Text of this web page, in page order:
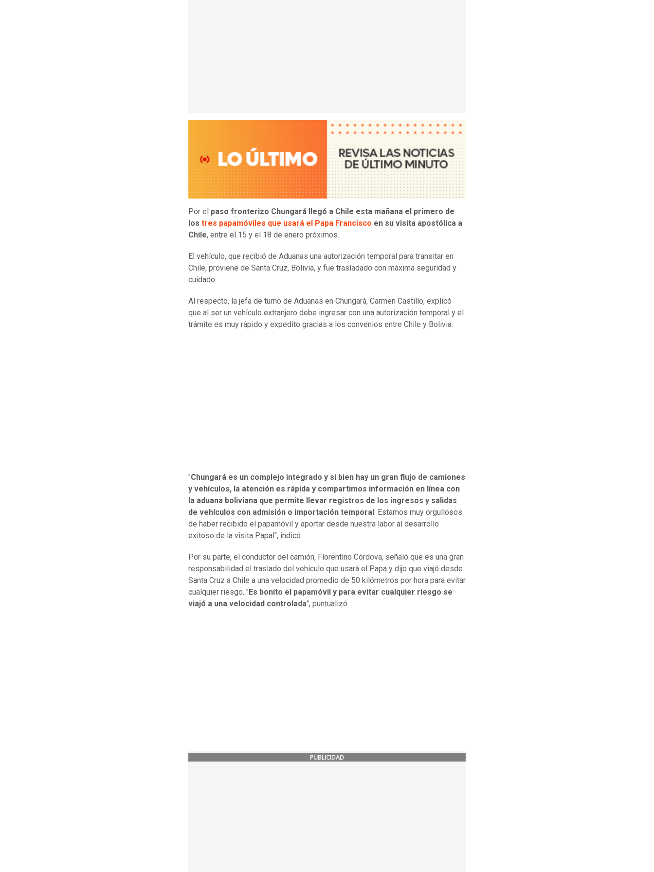
Por el paso fronterizo Chungará llegó a Chile esta mañana el primero de
los tres papamóviles que usará el Papa Francisco en su visita apostólica a
Chile, entre el 15 y el 18 de enero próximos.
El vehículo, que recibió de Aduanas una autorización temporal para transitar en
Chile, proviene de Santa Cruz, Bolivia, y fue trasladado con máxima seguridad y
cuidado.
Al respecto, la jefa de turno de Aduanas en Chungará, Carmen Castillo, explicó
que al ser un vehículo extranjero debe ingresar con una autorización temporal y el
trámite es muy rápido y expedito gracias a los convenios entre Chile y Bolivia.
"Chungará es un complejo integrado y si bien hay un gran flujo de camiones
y vehículos, la atención es rápida y compartimos información en línea con
la aduana boliviana que permite llevar registros de los ingresos y salidas
de vehículos con admisión o importación temporal . Estamos muy orgullosos
de haber recibido el papamóvil y aportar desde nuestra labor al desarrollo
exitoso de la visita Papal", indicó.
Por su parte, el conductor del camión, Florentino Córdova, señaló que es una gran
responsabilidad el traslado del vehículo que usará el Papa y dijo que viajó desde
Santa Cruz a Chile a una velocidad promedio de 50 kilómetros por hora para evitar
cualquier riesgo. " Es bonito el papamóvil y para evitar cualquier riesgo se
viajó a una velocidad controlada", puntualizó.
PUBLICIDAD